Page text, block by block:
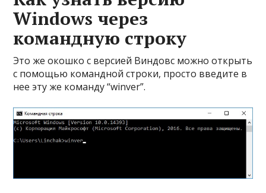
Windows через
командную строку
Это же окошко с версией Виндовс можно открыть
с помощью командной строки, просто введите в
нее эту же команду “winver”.